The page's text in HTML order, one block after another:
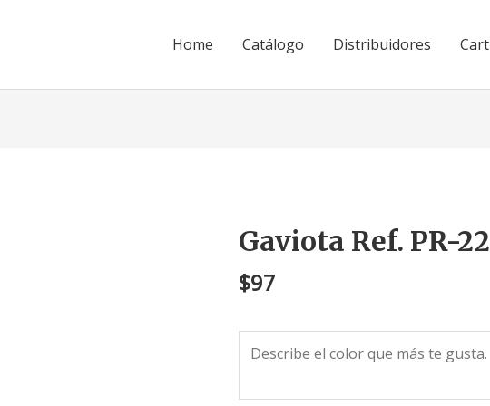
Home Catálogo Distribuidores Cart
Gaviota Ref. PR-22
$97
Gaviota
Ref.
PR-